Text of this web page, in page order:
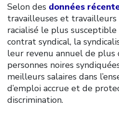
Selon des données
travailleuses et
racialisé le plus
contrat syndical, la
leur revenu annuel de plus
personnes noires
meilleurs salaires dans
d’emploi accrue et de
discrimination.